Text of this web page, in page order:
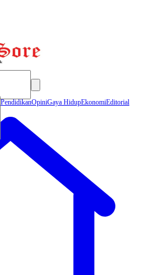
PendidikanOpiniGaya HidupEkonomiEditorial